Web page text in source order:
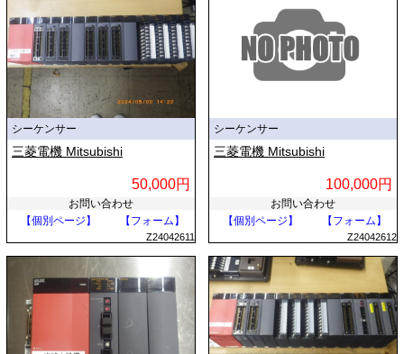
シーケンサー
三菱電機 Mitsubishi
50,000円
お問い合わせ
【個別ページ】
【フォーム】
Z24042611
シーケンサー
三菱電機 Mitsubishi
100,000円
お問い合わせ
【個別ページ】
【フォーム】
Z24042612